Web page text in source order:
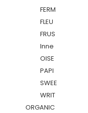
FERM
FLEU
FRUS
Inne
OISE
PAPI
SWEE
WRIT
ORGANIC